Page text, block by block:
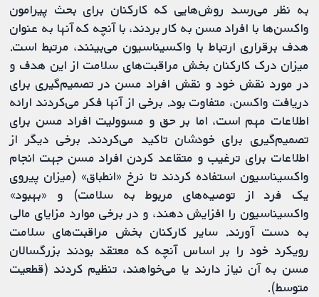
به نظر می‌رسد روش‌هایی که کارکنان برای بحث پیرامون
واکسن‌ها با افراد مسن به کار بردند، با آنچه که آنها به عنوان
هدف برقراری ارتباط با واکسیناسیون می‌بینند، مرتبط است.
میزان درک کارکنان بخش مراقبت‌‌های سلامت از این هدف و
در مورد نقش خود و نقش افراد مسن در تصمیم‌گیری برای
دریافت واکسن، متفاوت بود. برخی از آنها فکر می‌کردند ارائه
اطلاعات مهم است، اما بر حق و مسوولیت افراد مسن برای
تصمیم‌گیری برای خودشان تاکید می‌کردند. برخی دیگر از
اطلاعات برای ترغیب و متقاعد کردن افراد مسن جهت انجام
واکسیناسیون استفاده کردند تا نرخ «انطباق» (میزان پیروی
یک فرد از توصیه‌های مربوط به سلامت) و «بهبود»
واکسیناسیون را افزایش دهند، و در برخی موارد مزایای مالی
به دست آورند. سایر کارکنان بخش مراقبت‌‌های سلامت
رویکرد خود را بر اساس آنچه که معتقد بودند بزرگسالان
مسن به آن نیاز دارند یا می‌خواهند، تنظیم کردند (قطعیت
متوسط).